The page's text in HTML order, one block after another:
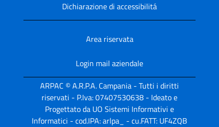
Dichiarazione di accessibilitá
Area riservata
Login mail aziendale
ARPAC © A.R.P.A. Campania - Tutti i diritti
riservati - P.Iva: 07407530638 - Ideato e
Progettato da UO Sistemi Informativi e
Informatici - cod.IPA: arlpa_ - cu.FATT: UF4ZQB